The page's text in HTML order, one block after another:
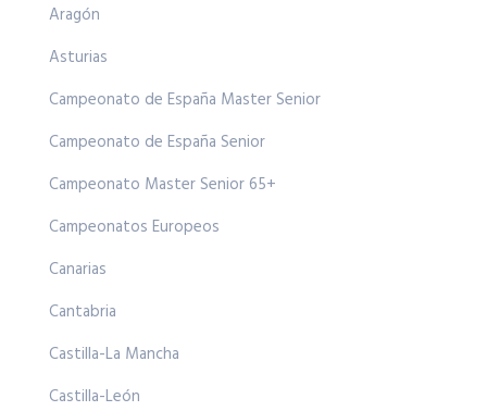
Aragón
Asturias
Campeonato de España Master Senior
Campeonato de España Senior
Campeonato Master Senior 65+
Campeonatos Europeos
Canarias
Cantabria
Castilla-La Mancha
Castilla-León